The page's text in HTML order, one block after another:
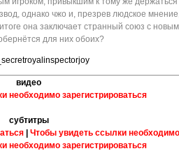
однако чжо и, презрев людское
итоге она заключает странный союз с
для них обоих?
видео
необходимо зарегистрироваться
субтитры
| Чтобы увидеть ссылки необходимо
необходимо зарегистрироваться